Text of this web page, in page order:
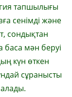
тапшылығы
сенімді және
сондықтан
баса мән беруі
күн өткен
сұранысты